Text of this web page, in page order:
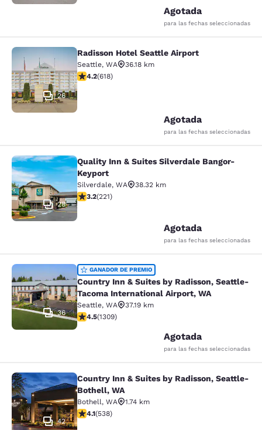
Agotada
para las fechas seleccionadas
Radisson Hotel Seattle Airport
26
Radisson Hotel Seattle Airport
Seattle, WA
36.18 km
Calificación de 4.17 estrellas. Muy bueno. 618 reseñas
4.2(618)
Agotada
para las fechas seleccionadas
Quality Inn & Suites Silverdale
28
Quality Inn & Suites Silverdale Bangor-
Keyport
Silverdale, WA
38.32 km
Calificación de 3.2 estrellas. Bueno. 221 reseñas
3.2(221)
Agotada
para las fechas seleccionadas
Country Inn & Suites by Radisson,
36
GANADOR DE PREMIO
Country Inn & Suites by Radisson, Seattle-
Tacoma International Airport, WA
Seattle, WA
37.19 km
Calificación de 4.45 estrellas. Excelente. 1309 reseñas
4.5(1309)
Agotada
para las fechas seleccionadas
Country Inn & Suites by Radisson,
42
Country Inn & Suites by Radisson, Seattle-
Bothell, WA
Bothell, WA
1.74 km
Calificación de 4.09 estrellas. Muy bueno. 538 reseñas
4.1(538)